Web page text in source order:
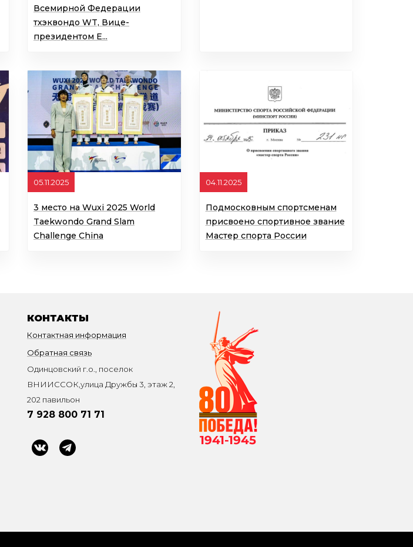
Всемирной Федерации
тхэквондо WT, Вице-
президентом Е...
05.11.2025
3 место на Wuxi 2025 World
Taekwondo Grand Slam
Challenge China
04.11.2025
Подмосковным спортсменам
присвоено спортивное звание
Мастер спорта России
КОНТАКТЫ
Контактная информация
Обратная связь
Одинцовский г.о., поселок
ВНИИССОК,улица Дружбы 3, этаж 2,
202 павильон
7 928 800 71 71